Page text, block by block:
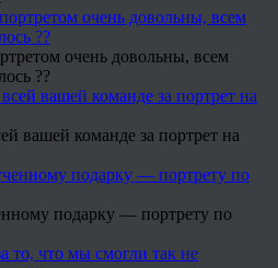
очень довольны, всем
??
вашей команде за портрет на
подарку — портрету по